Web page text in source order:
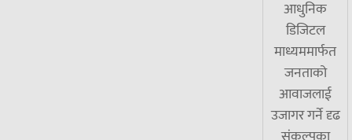
आधुनिक
डिजिटल
माध्यममार्फत
जनताको
आवाजलाई
उजागर गर्ने दृढ